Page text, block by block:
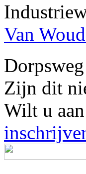
Van
Zijn dit
Wilt u